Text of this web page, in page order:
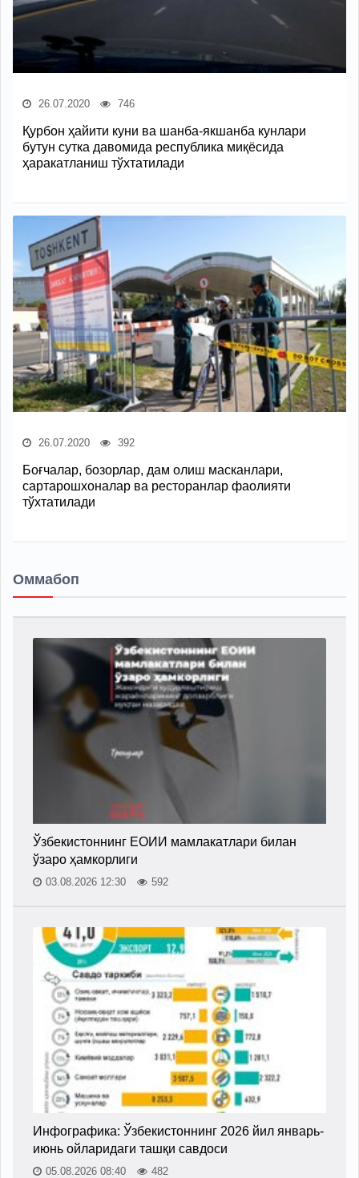
26.07.2020 746
Қурбон ҳайити куни ва шанба-якшанба кунлари
бутун сутка давомида республика миқёсида
ҳаракатланиш тўхтатилади
26.07.2020 392
Боғчалар, бозорлар, дам олиш масканлари,
сартарошхоналар ва ресторанлар фаолияти
тўхтатилади
Оммабоп
Ўзбекистоннинг ЕОИИ мамлакатлари билан
ўзаро ҳамкорлиги
03.08.2026 12:30 592
Инфографика: Ўзбекистоннинг 2026 йил январь-
июнь ойларидаги ташқи савдоси
05.08.2026 08:40 482